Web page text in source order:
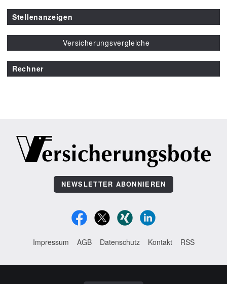
Stellenanzeigen
Versicherungsvergleiche
Rechner
NEWSLETTER ABONNIEREN
Impressum AGB Datenschutz Kontakt RSS